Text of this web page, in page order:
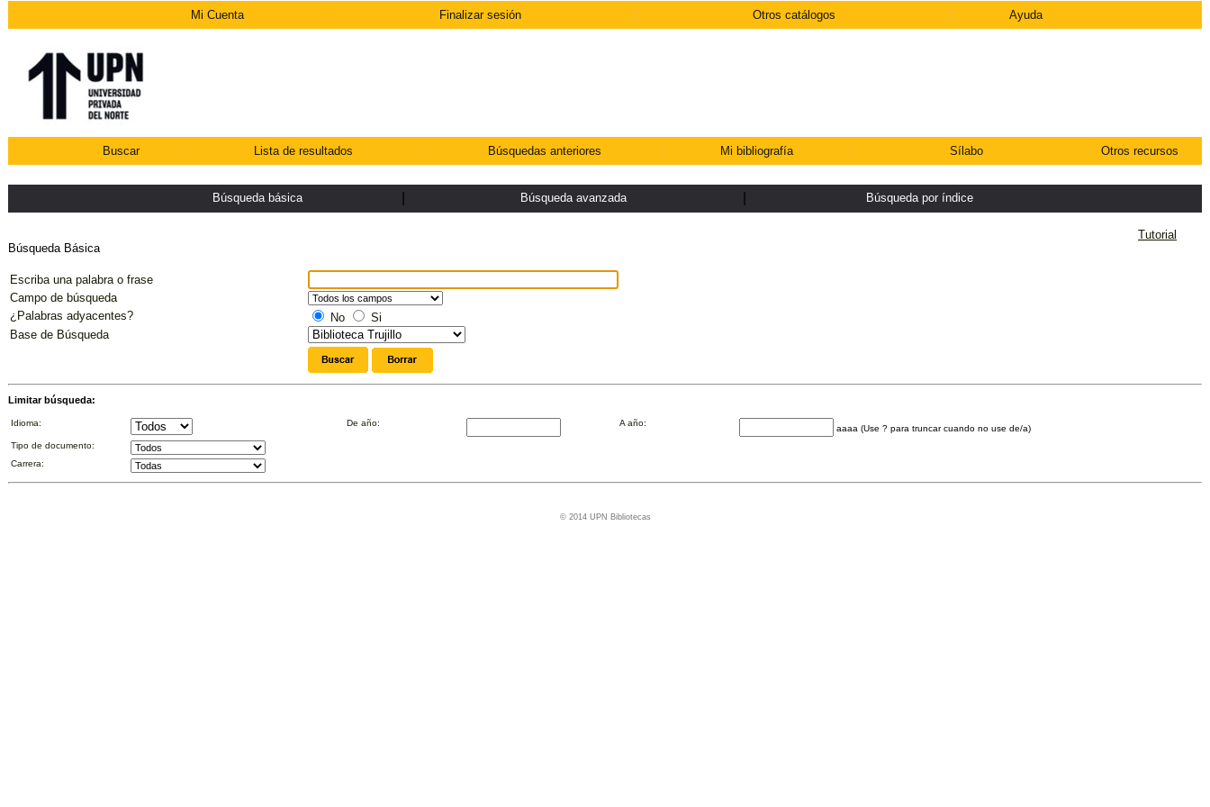
Mi Cuenta Finalizar sesión Otros catálogos Ayuda
Buscar Lista de resultados Búsquedas anteriores Mi bibliografía Sílabo Otros recursos
Búsqueda básica Búsqueda avanzada Búsqueda por í­ndice
Tutorial
Búsqueda Básica
Escriba una palabra o frase
Campo de búsqueda
¿Palabras adyacentes?
No
Si
Base de Búsqueda
Limitar búsqueda:
Idioma: De año: A año:
aaaa (Use ? para truncar cuando no use de/a)
Tipo de documento:
Carrera:
© 2014 UPN Bibliotecas